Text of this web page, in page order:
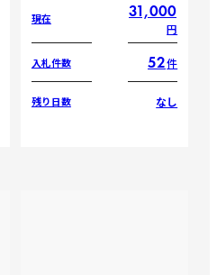
現在 31,000
円
入札件数 52件
残り日数 なし